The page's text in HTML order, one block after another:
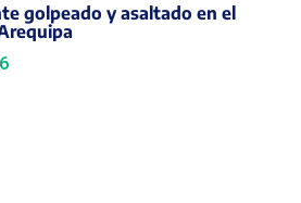
golpeado y asaltado en el